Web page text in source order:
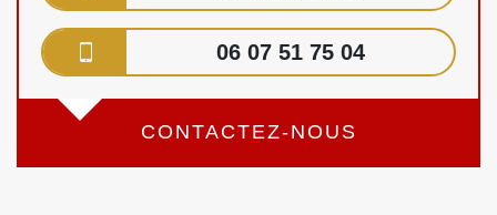
06 07 51 75 04
CONTACTEZ-NOUS